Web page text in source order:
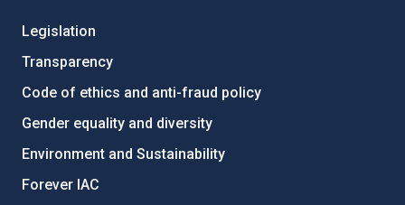
Legislation
Transparency
Code of ethics and anti-fraud policy
Gender equality and diversity
Environment and Sustainability
Forever IAC